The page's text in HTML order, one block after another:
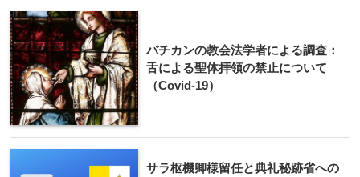
バチカンの教会法学者による調査：
舌による聖体拝領の禁止について
（Covid-19）
サラ枢機卿様留任と典礼秘跡省への